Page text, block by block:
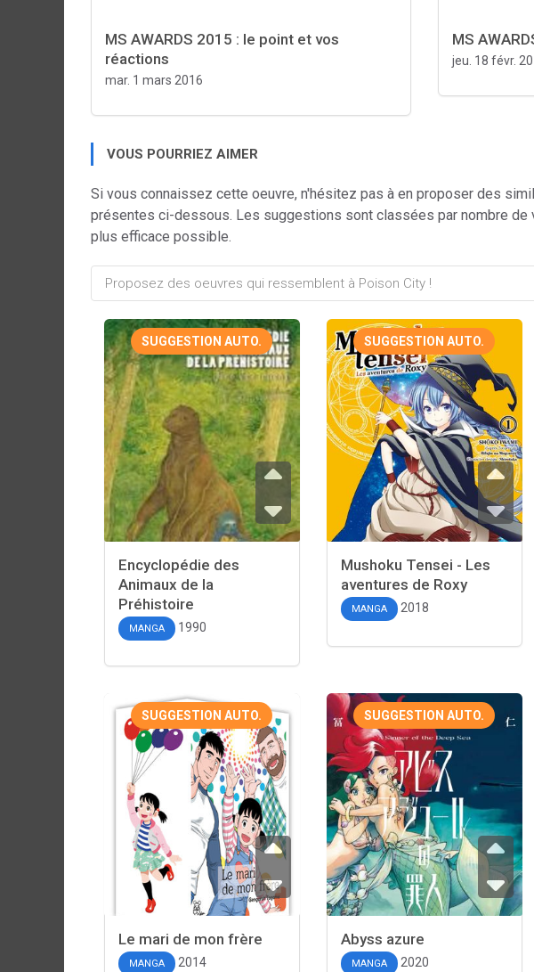
MS AWARDS 2015 : le point et vos
réactions
mar. 1 mars 2016
MS
jeu. 18 févr.
VOUS POURRIEZ AIMER
Si vous connaissez cette oeuvre, n'hésitez pas à en proposer des
présentes ci-dessous. Les suggestions sont classées par nombre
plus efficace possible.
SUGGESTION AUTO.
Encyclopédie des
Animaux de la
Préhistoire
MANGA 1990
SUGGESTION AUTO.
Mushoku Tensei - Les
aventures de Roxy
MANGA 2018
SUGGESTION AUTO.
Le mari de mon frère
MANGA 2014
SUGGESTION AUTO.
Abyss azure
MANGA 2020